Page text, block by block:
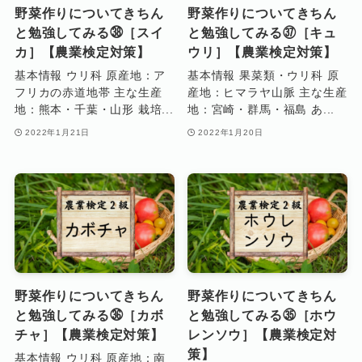
野菜作りについてきちん
と勉強してみる㊳［スイ
カ］【農業検定対策】
基本情報 ウリ科 原産地：ア
フリカの赤道地帯 主な生産
地：熊本・千葉・山形 栽培...
2022年1月21日
野菜作りについてきちん
と勉強してみる㊲［キュ
ウリ］【農業検定対策】
基本情報 果菜類・ウリ科 原
産地：ヒマラヤ山脈 主な生産
地：宮崎・群馬・福島 あ...
2022年1月20日
野菜作りについてきちん
と勉強してみる㊱［カボ
チャ］【農業検定対策】
基本情報 ウリ科 原産地：南
野菜作りについてきちん
と勉強してみる㉟［ホウ
レンソウ］【農業検定対
策】